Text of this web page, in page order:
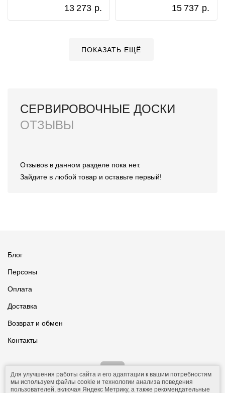
13 273 р. 15 737 р.
ПОКАЗАТЬ ЕЩЁ
СЕРВИРОВОЧНЫЕ ДОСКИ
ОТЗЫВЫ
Отзывов в данном разделе пока нет.
Зайдите в любой товар и оставьте первый!
Блог
Персоны
Оплата
Доставка
Возврат и обмен
Контакты
Для улучшения работы сайта и его адаптации к вашим потребностям
мы используем файлы cookie и технологии анализа поведения
пользователей, включая Яндекс Метрику, а также рекомендательные